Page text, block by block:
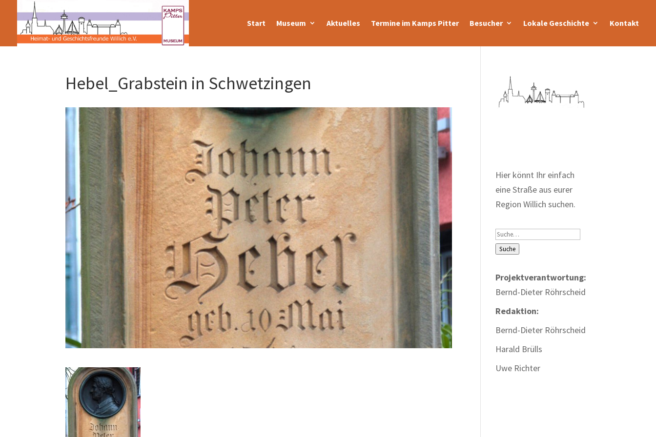
Start Museum Aktuelles Termine im Kamps Pitter Besucher Lokale Geschichte Kontakt
Hebel_Grabstein in Schwetzingen
Hier könnt Ihr einfach
eine Straße aus eurer
Region Willich suchen.
Suche
Suche
Projektverantwortung:
Bernd-Dieter Röhrscheid
Redaktion:
Bernd-Dieter Röhrscheid
Harald Brülls
Uwe Richter